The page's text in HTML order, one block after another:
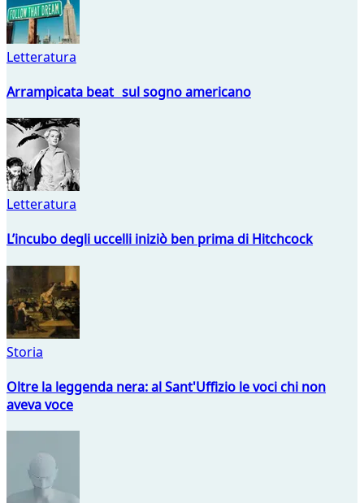
Letteratura
Arrampicata beat sul sogno americano
Letteratura
L’incubo degli uccelli iniziò ben prima di Hitchcock
Storia
Oltre la leggenda nera: al Sant'Uffizio le voci chi non
aveva voce